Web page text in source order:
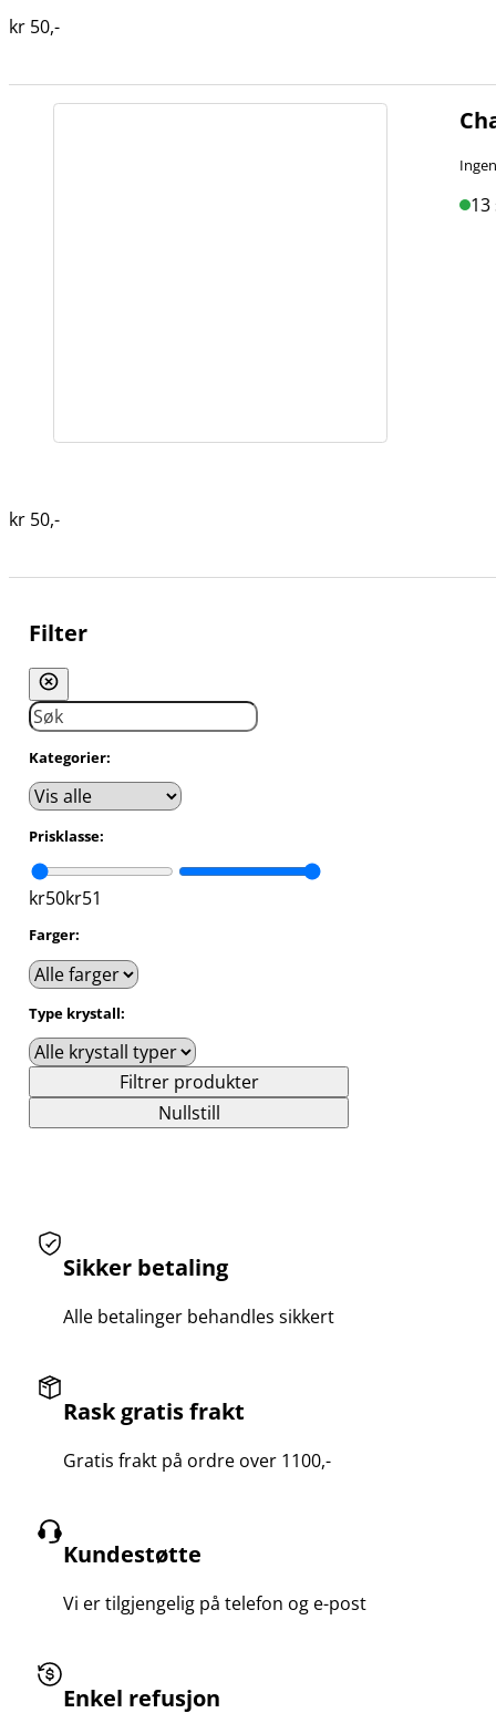
kr 50,-
13
kr 50,-
Filter
Kategorier:
Prisklasse:
kr50kr51
Farger:
Type krystall:
Filtrer produkter
Nullstill
Sikker betaling
Alle betalinger behandles sikkert
Rask gratis frakt
Gratis frakt på ordre over 1100,-
Kundestøtte
Vi er tilgjengelig på telefon og e-post
Enkel refusjon